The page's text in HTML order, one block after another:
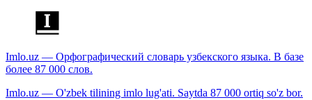
Imlo.uz — Орфографический словарь узбекского языка. В базе
более 87 000 слов.
Imlo.uz — O'zbek tilining imlo lug'ati. Saytda 87 000 ortiq so'z bor.